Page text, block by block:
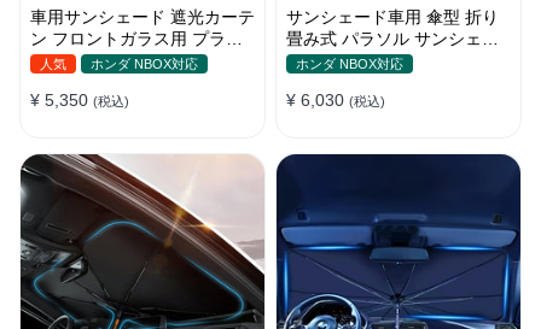
車用サンシェード 遮光カーテ
ン フロントガラス用 プライ
バシー保護 遮熱 日よけ 省エ
人気 ホンダ NBOX対応
¥ 5,350 (税込)
サンシェード車用 傘型 折り
畳み式 パラソル サンシェー
ド 簡単取付 遮光遮熱 車窓日
ホンダ NBOX対応
¥ 6,030 (税込)